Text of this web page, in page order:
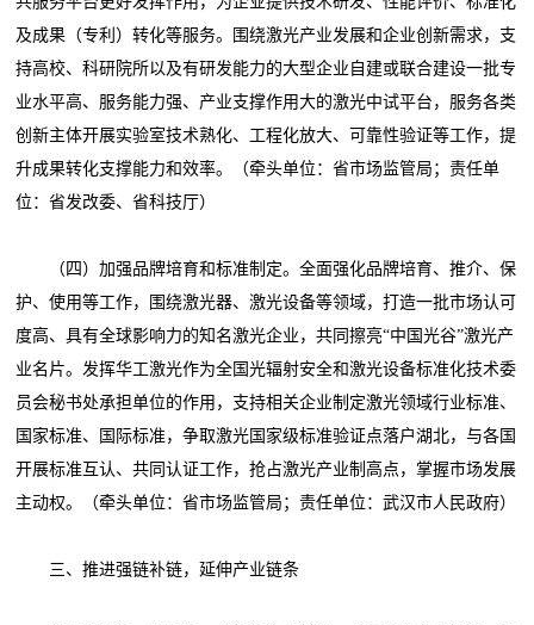
及成果（专利）转化等服务。围绕激光产业发展和企业创新需求，支
持高校、科研院所以及有研发能力的大型企业自建或联合建设一批专
业水平高、服务能力强、产业支撑作用大的激光中试平台，服务各类
创新主体开展实验室技术熟化、工程化放大、可靠性验证等工作，提
升成果转化支撑能力和效率。（牵头单位：省市场监管局；责任单
位：省发改委、省科技厅）
（四）加强品牌培育和标准制定。全面强化品牌培育、推介、保
护、使用等工作，围绕激光器、激光设备等领域，打造一批市场认可
度高、具有全球影响力的知名激光企业，共同擦亮“中国光谷”激光产
业名片。发挥华工激光作为全国光辐射安全和激光设备标准化技术委
员会秘书处承担单位的作用，支持相关企业制定激光领域行业标准、
国家标准、国际标准，争取激光国家级标准验证点落户湖北，与各国
开展标准互认、共同认证工作，抢占激光产业制高点，掌握市场发展
主动权。（牵头单位：省市场监管局；责任单位：武汉市人民政府）
三、推进强链补链，延伸产业链条